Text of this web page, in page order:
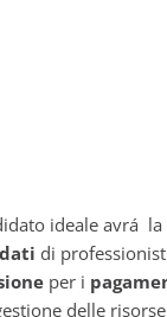
ideale avrá
di
per i
delle